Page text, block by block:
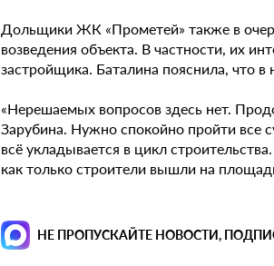
Дольщики ЖК «Прометей» также в
возведения объекта. В частности, их
застройщика. Баталина пояснила, что
«Нерешаемых вопросов здесь нет.
Зарубина. Нужно спокойно пройти все
всё укладывается в цикл
как только строители вышли на
НЕ ПРОПУСКАЙТЕ НОВОСТИ,